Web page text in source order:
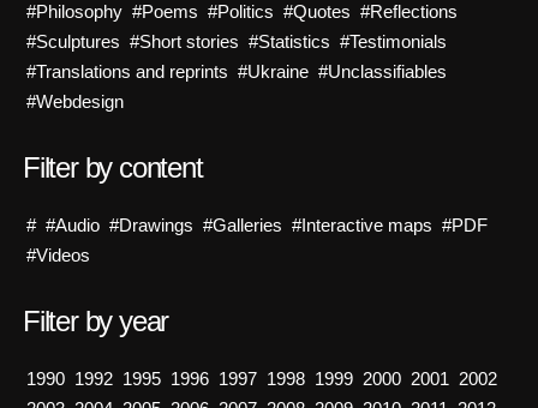
#Philosophy #Poems #Politics #Quotes #Reflections
#Sculptures #Short stories #Statistics #Testimonials
#Translations and reprints #Ukraine #Unclassifiables
#Webdesign
Filter by content
# #Audio #Drawings #Galleries #Interactive maps #PDF
#Videos
Filter by year
1990 1992 1995 1996 1997 1998 1999 2000 2001 2002